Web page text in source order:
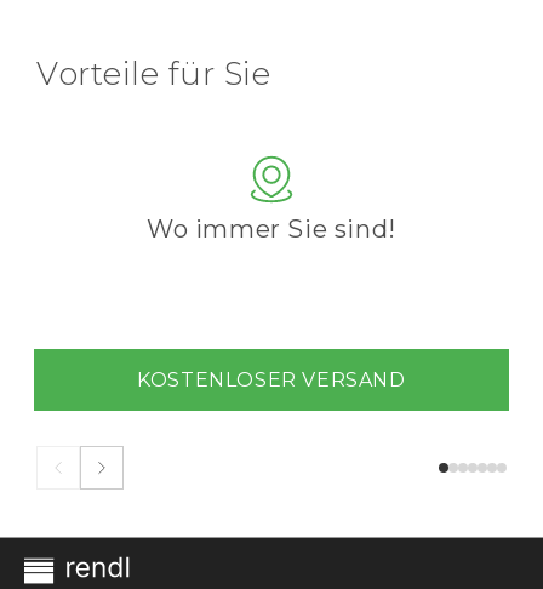
Vorteile für Sie
Wo immer Sie sind!
KOSTENLOSER VERSAND